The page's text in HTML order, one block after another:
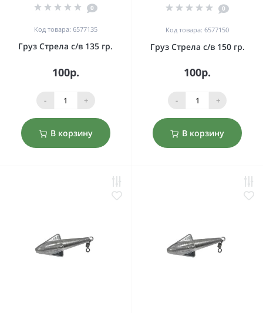
0
Код товара: 6577135
Груз Стрела с/в 135 гр.
100р.
- +
В корзину
0
Код товара: 6577150
Груз Стрела с/в 150 гр.
100р.
- +
В корзину